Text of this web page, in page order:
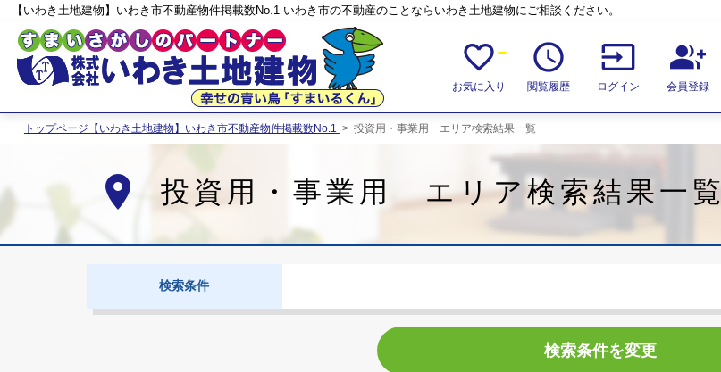
【いわき土地建物】いわき市不動産物件掲載数No.1 いわき市の不動産のことならいわき土地建物にご相談ください。
favorite_border
お気に入り
access_time
閲覧履歴
input
ログイン
group_add
会員登録
トップページ【いわき土地建物】いわき市不動産物件掲載数No.1 > 投資用・事業用 エリア検索結果一覧
place 投資用・事業用 エリア検索結果一覧
検索条件
検索条件を変更